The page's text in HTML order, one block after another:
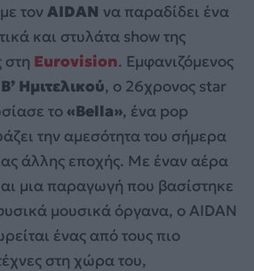
τονAIDAN να παραδίδει ένα
και στυλάτα show της
στη Eurovision. Εμφανιζόμενος
Ημιτελικού, ο 26χρονος star
το«Bella», ένα pop
την αμεσότητα του σήμερα
άλλης εποχής. Με έναν αέρα
μια παραγωγή που βασίστηκε
μουσικά όργανα, ο AIDAN
ένας από τους πιο
στη χώρα του,